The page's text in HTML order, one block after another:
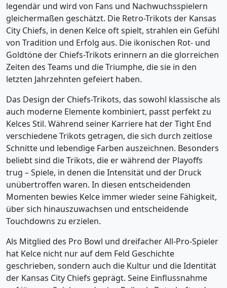
legendär und wird von Fans und Nachwuchsspielern
gleichermaßen geschätzt. Die Retro-Trikots der Kansas
City Chiefs, in denen Kelce oft spielt, strahlen ein Gefühl
von Tradition und Erfolg aus. Die ikonischen Rot- und
Goldtöne der Chiefs-Trikots erinnern an die glorreichen
Zeiten des Teams und die Triumphe, die sie in den
letzten Jahrzehnten gefeiert haben.
Das Design der Chiefs-Trikots, das sowohl klassische als
auch moderne Elemente kombiniert, passt perfekt zu
Kelces Stil. Während seiner Karriere hat der Tight End
verschiedene Trikots getragen, die sich durch zeitlose
Schnitte und lebendige Farben auszeichnen. Besonders
beliebt sind die Trikots, die er während der Playoffs
trug – Spiele, in denen die Intensität und der Druck
unübertroffen waren. In diesen entscheidenden
Momenten bewies Kelce immer wieder seine Fähigkeit,
über sich hinauszuwachsen und entscheidende
Touchdowns zu erzielen.
Als Mitglied des Pro Bowl und dreifacher All-Pro-Spieler
hat Kelce nicht nur auf dem Feld Geschichte
geschrieben, sondern auch die Kultur und die Identität
der Kansas City Chiefs geprägt. Seine Einflussnahme